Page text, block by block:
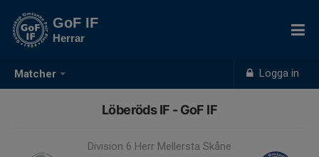
Matcher Logga in
GoF IF
Herrar
Löberöds IF - GoF IF
Division 6 Herr Mellersta Skåne